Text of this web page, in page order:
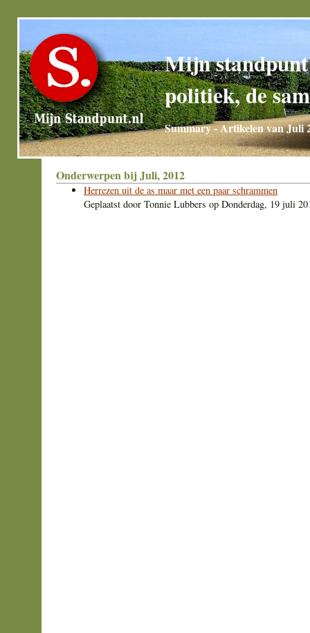
Mijn
politiek, de
Summary - Artikelen van Juli
Onderwerpen bij Juli, 2012
Herrezen uit de as maar met een paar schrammen
Geplaatst door Tonnie Lubbers op Donderdag, 19 juli